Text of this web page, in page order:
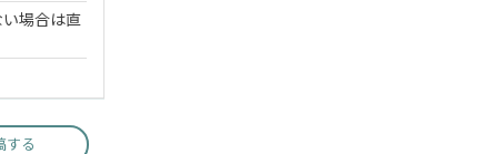
場合は直
する